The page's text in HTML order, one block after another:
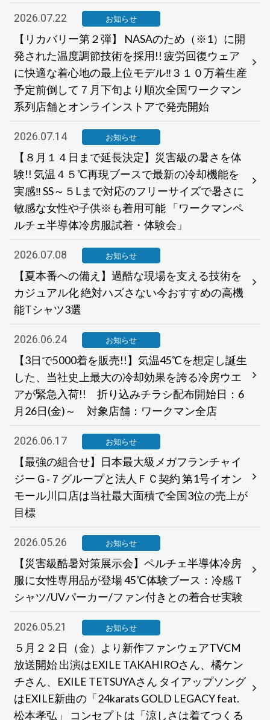
2026.07.22 お知らせ
【リカバリー第２弾】 NASAのため（※1）に開
発された温度調節技術を採用!! 疲労回復ウェア
に快適な着心地の最上位モデル‼３１０万着生産
予定前倒して７月下旬より順次全国ワークマン
系列店舗とオンラインストアで発売開始
2026.07.14 お知らせ
【８月１４日まで延長決定】災害級の暑さを体
験!! 気温４５℃再現ブースで最新の冷却機能を
実感‼ SS～５Lまで対応のフリーサイズで暑さに
敏感な女性や子供※も着用可能 「ワークマンペ
ルチェ半導体冷房服試着・体験会」
2026.07.08 お知らせ
【夏本番への備え】過酷な現場を支える技術を
カジュアル化 絶対ハズさない今おすすめの高機
能Tシャツ3選
2026.06.24 お知らせ
【3日で5000着を販売!!】気温45℃を想定し誕生
した、当社史上最大の冷却効果を誇る冷房ウエ
アが緊急入荷!! 折り込みチラシ配布開始日：6
月26日(金)～ 対象店舗：ワークマン全店
2026.06.17 お知らせ
【最強の組合せ】日本最大級メガフランチャイ
ジーＧ‐７グループと法人ＦＣ契約 第1号イオン
モール川口店は当社最大面積で全国3位の売上が
目標
2026.05.26 お知らせ
【災害級酷暑対策展示会】ペルチェ半導体冷房
服に女性専用品が登場 45℃体験ブース：冷感Ｔ
シャツ/UVパーカー/ファン付きとの着合せ実験
2026.05.21 お知らせ
５月２２日（金）より新作ファンウェアTVCM
放送開始 出演はEXILE TAKAHIROさん、橘ケン
チさん、EXILE TETSUYAさん タイアップソング
はEXILE新曲の「24karats GOLD LEGACY feat.
松本孝弘」 コンセプトは「涼しさは着てつくる